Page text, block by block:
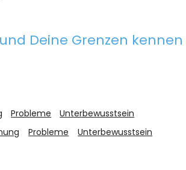
Deine Grenzen kennen
Probleme
Unterbewusstsein
Probleme Unterbewusstsein